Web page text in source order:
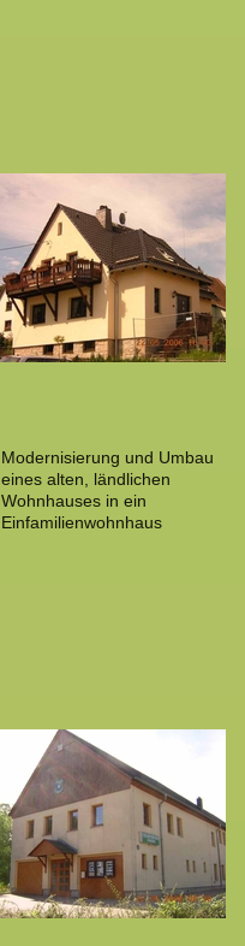
Modernisierung und Umbau
eines alten, ländlichen
Wohnhauses in ein
Einfamilienwohnhaus